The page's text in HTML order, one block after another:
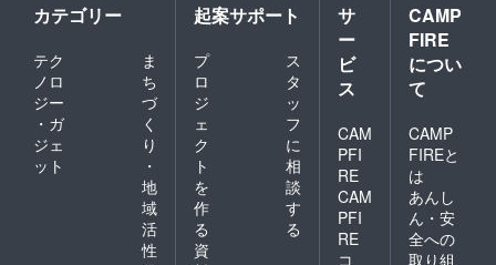
カテゴリー
テク
ノロ
ジー
・ガ
ジェ
ット
ま
ち
づ
く
り
・
地
域
活
性
起案サポート
プ
ロ
ジ
ェ
ク
ト
を
作
る
ス
タ
ッ
フ
に
相
談
す
る
資
サ
ー
ビ
ス
CAM
PFI
RE
CAM
PFI
RE
コ
CAMP
FIRE
につい
て
CAMP
FIREと
は
あんし
ん・安
全への
取り組